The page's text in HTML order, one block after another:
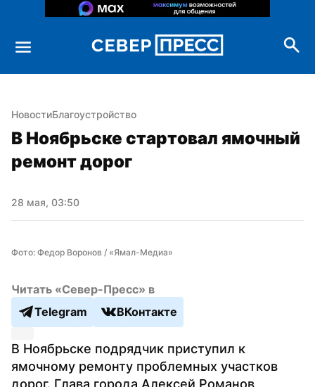
НовостиБлагоустройство
В Ноябрьске стартовал ямочный
ремонт дорог
28 мая, 03:50
Фото: Федор Воронов / «Ямал-Медиа»
Читать «Север-Пресс» в
Telegram
ВКонтакте
В Ноябрьске подрядчик приступил к
ямочному ремонту проблемных участков
дорог. Глава города Алексей Романов